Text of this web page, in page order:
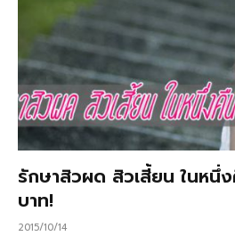
รักษาสิวผด สิวเสี้ยน ในหนึ่
บาท!
2015/10/14